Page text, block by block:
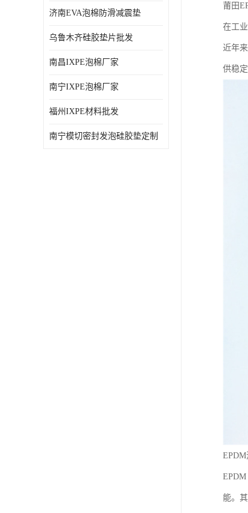
济南EVA泡棉防滑减震垫
乌鲁木齐硅胶垫片批发
南昌IXPE泡棉厂家
南宁IXPE泡棉厂家
福州IXPE材料批发
南宁模切密封发泡硅胶垫定制
莆田
在工
近年
供稳
能。